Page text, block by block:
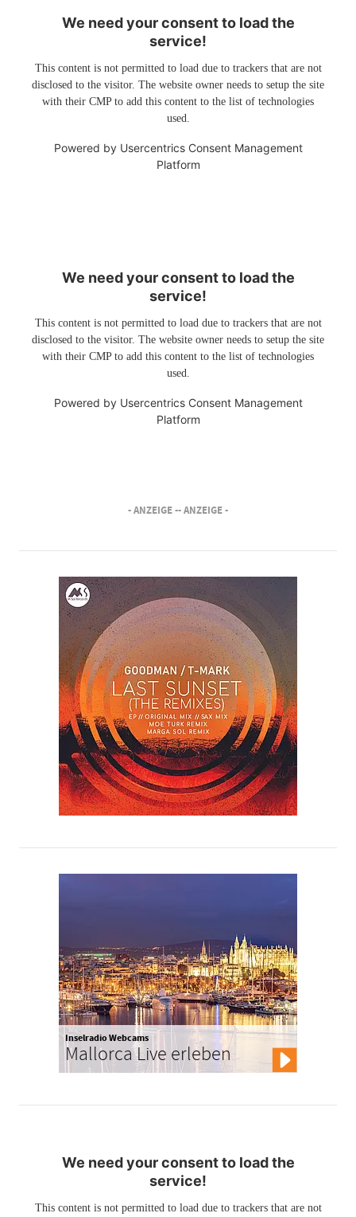
We need your consent to load the
service!
This content is not permitted to load due to trackers that are not
disclosed to the visitor. The website owner needs to setup the site
with their CMP to add this content to the list of technologies
used.
Powered by Usercentrics Consent Management
Platform
We need your consent to load the
service!
This content is not permitted to load due to trackers that are not
disclosed to the visitor. The website owner needs to setup the site
with their CMP to add this content to the list of technologies
used.
Powered by Usercentrics Consent Management
Platform
- ANZEIGE -- ANZEIGE -
Inselradio Webcams
Mallorca Live erleben
We need your consent to load the
service!
This content is not permitted to load due to trackers that are not